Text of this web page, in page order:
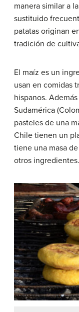
manera similar a
sustituido
patatas originan
tradición de
El maíz es un
usan en comidas
hispanos.
Sudamérica
pasteles de una
Chile tienen un
tiene una masa
otros ingredientes.